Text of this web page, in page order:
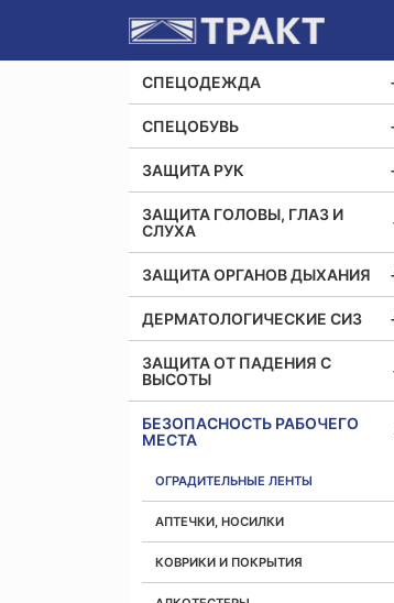
СПЕЦОДЕЖДА
СПЕЦОБУВЬ
ЗАЩИТА РУК
ЗАЩИТА ГОЛОВЫ, ГЛАЗ И
СЛУХА
ЗАЩИТА ОРГАНОВ ДЫХАНИЯ
ДЕРМАТОЛОГИЧЕСКИЕ СИЗ
ЗАЩИТА ОТ ПАДЕНИЯ С
ВЫСОТЫ
БЕЗОПАСНОСТЬ РАБОЧЕГО
МЕСТА
ОГРАДИТЕЛЬНЫЕ ЛЕНТЫ
АПТЕЧКИ, НОСИЛКИ
КОВРИКИ И ПОКРЫТИЯ